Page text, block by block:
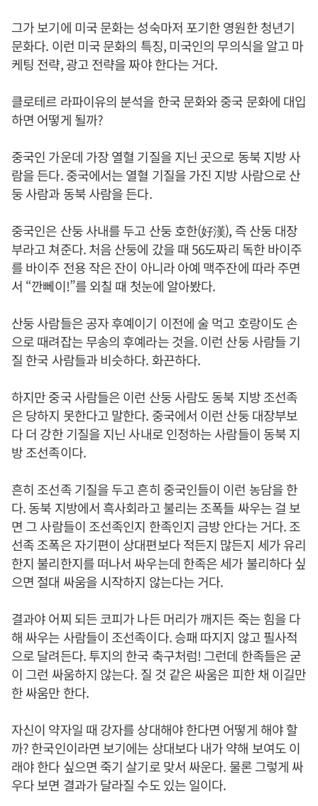
그가 보기에 미국 문화는 성숙마저 포기한 영원한 청년기
문화다. 이런 미국 문화의 특징, 미국인의 무의식을 알고 마
케팅 전략, 광고 전략을 짜야 한다는 거다.
클로테르 라파이유의 분석을 한국 문화와 중국 문화에 대입
하면 어떻게 될까?
중국인 가운데 가장 열혈 기질을 지닌 곳으로 동북 지방 사
람을 든다. 중국에서는 열혈 기질을 가진 지방 사람으로 산
둥 사람과 동북 사람을 든다.
중국인은 산둥 사내를 두고 산둥 호한(好漢), 즉 산둥 대장
부라고 쳐준다. 처음 산둥에 갔을 때 56도짜리 독한 바이주
를 바이주 전용 작은 잔이 아니라 아예 맥주잔에 따라 주면
서 “깐뻬이!”를 외칠 때 첫눈에 알아봤다.
산둥 사람들은 공자 후예이기 이전에 술 먹고 호랑이도 손
으로 때려잡는 무송의 후예라는 것을. 이런 산둥 사람들 기
질 한국 사람들과 비슷하다. 화끈하다.
하지만 중국 사람들은 이런 산둥 사람도 동북 지방 조선족
은 당하지 못한다고 말한다. 중국에서 이런 산둥 대장부보
다 더 강한 기질을 지닌 사내로 인정하는 사람들이 동북 지
방 조선족이다.
흔히 조선족 기질을 두고 흔히 중국인들이 이런 농담을 한
다. 동북 지방에서 흑사회라고 불리는 조폭들 싸우는 걸 보
면 그 사람들이 조선족인지 한족인지 금방 안다는 거다. 조
선족 조폭은 자기편이 상대편보다 적든지 많든지 세가 유리
한지 불리한지를 떠나서 싸우는데 한족은 세가 불리하다 싶
으면 절대 싸움을 시작하지 않는다는 거다.
결과야 어찌 되든 코피가 나든 머리가 깨지든 죽는 힘을 다
해 싸우는 사람들이 조선족이다. 승패 따지지 않고 필사적
으로 달려든다. 투지의 한국 축구처럼! 그런데 한족들은 굳
이 그런 싸움하지 않는다. 질 것 같은 싸움은 피한 채 이길만
한 싸움만 한다.
자신이 약자일 때 강자를 상대해야 한다면 어떻게 해야 할
까? 한국인이라면 보기에는 상대보다 내가 약해 보여도 이
래야 한다 싶으면 죽기 살기로 맞서 싸운다. 물론 그렇게 싸
우다 보면 결과가 달라질 수도 있는 일이다.